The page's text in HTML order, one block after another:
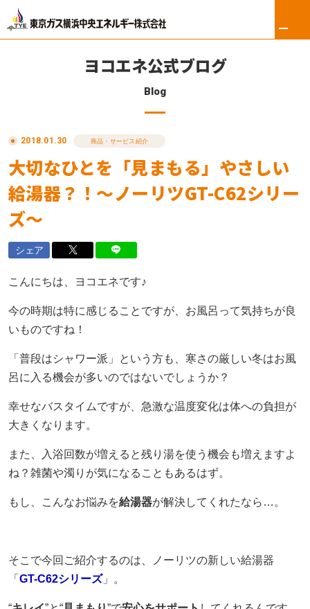
リフォーム
東京ガス修理サービス
東京ガスの電気
ロイヤル会員サービス
法人のお客さま
会社案内
ヨコエネ公式ブログ
お問い合わせ
ヨコエネ公式ブログ
Blog
2018.01.30 商品・サービス紹介
大切なひとを「見まもる」やさしい
給湯器？！～ノーリツGT-C62シリー
ズ～
シェア
こんにちは、ヨコエネです♪
今の時期は特に感じることですが、お風呂って気持ちが良
いものですね！
「普段はシャワー派」という方も、寒さの厳しい冬はお風
呂に入る機会が多いのではないでしょうか？
幸せなバスタイムですが、急激な温度変化は体への負担が
大きくなります。
また、入浴回数が増えると残り湯を使う機会も増えますよ
ね？雑菌や濁りが気になることもあるはず。
もし、こんなお悩みを給湯器が解決してくれたなら…。
そこで今回ご紹介するのは、ノーリツの新しい給湯器
「 GT-C62シリーズ」。